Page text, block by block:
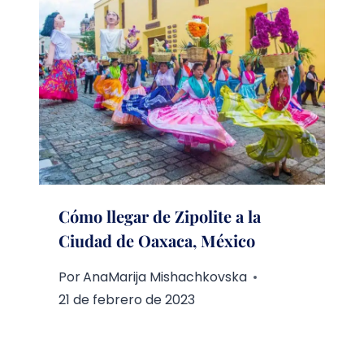
Cómo llegar de Zipolite a la
Ciudad de Oaxaca, México
PorAnaMarija Mishachkovska
21 de febrero de 2023